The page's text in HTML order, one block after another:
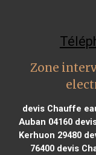
Zone
devis Chauffe
Auban 04160
Kerhuon 29480
76400devis